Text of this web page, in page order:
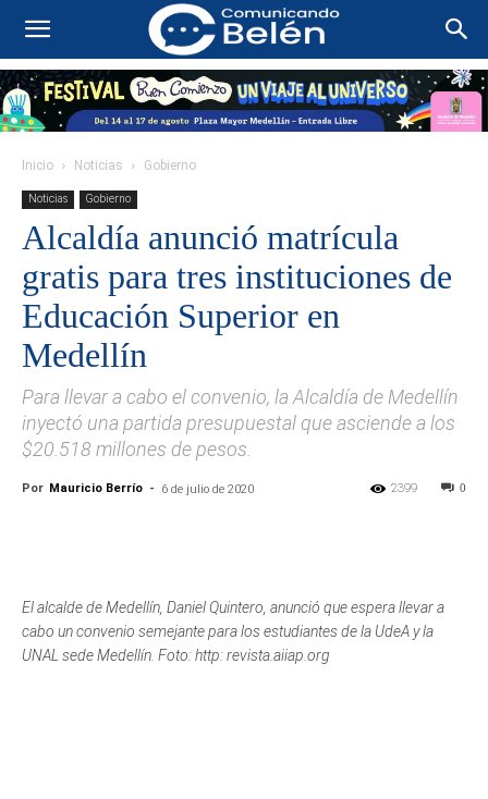
Inicio Noticias Gobierno
Noticias Gobierno
Alcaldía anunció matrícula
gratis para tres instituciones de
Educación Superior en
Medellín
Para llevar a cabo el convenio, la Alcaldía de Medellín
inyectó una partida presupuestal que asciende a los
$20.518 millones de pesos.
Por Mauricio Berrío - 6 de julio de 2020 0
2399
El alcalde de Medellín, Daniel Quintero, anunció que espera llevar a
cabo un convenio semejante para los estudiantes de la UdeA y la
UNAL sede Medellín. Foto: http: revista.aiiap.org